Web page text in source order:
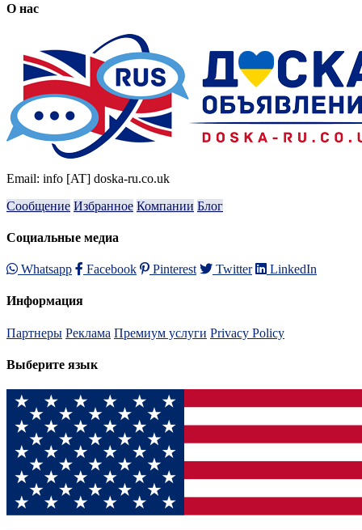
О нас
Email: info [AT] doska-ru.co.uk
Сообщение Избранное Компании Блог
Социальные медиа
Whatsapp Facebook Pinterest Twitter LinkedIn
Информация
Партнеры Реклама Премиум услуги Privacy Policy
Выберите язык